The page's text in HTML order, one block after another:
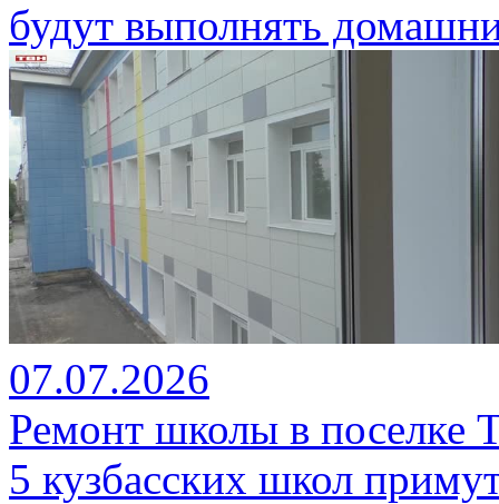
будут выполнять
07.07.2026
Ремонт школы в поселке
5 кузбасских школ